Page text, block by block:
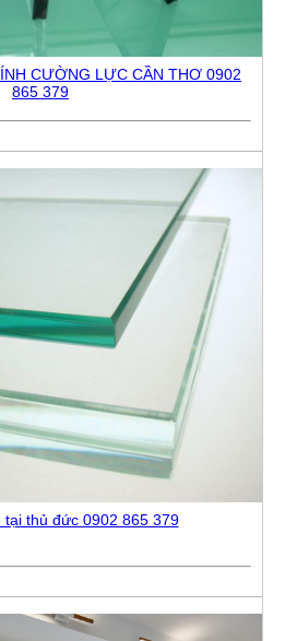
CƯỜNG LỰC CẦN THƠ 0902
865 379
tại thủ đức 0902 865 379